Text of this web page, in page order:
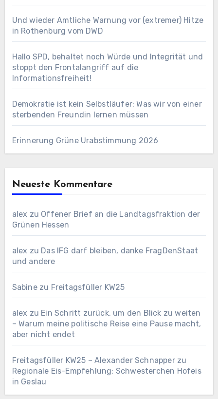
Und wieder Amtliche Warnung vor (extremer) Hitze
in Rothenburg vom DWD
Hallo SPD, behaltet noch Würde und Integrität und
stoppt den Frontalangriff auf die
Informationsfreiheit!
Demokratie ist kein Selbstläufer: Was wir von einer
sterbenden Freundin lernen müssen
Erinnerung Grüne Urabstimmung 2026
Neueste Kommentare
alex zu Offener Brief an die Landtagsfraktion der
Grünen Hessen
alex zu Das IFG darf bleiben, danke FragDenStaat
und andere
Sabinezu Freitagsfüller KW25
alex zu Ein Schritt zurück, um den Blick zu weiten
– Warum meine politische Reise eine Pause macht,
aber nicht endet
Freitagsfüller KW25 – Alexander Schnapperzu
Regionale Eis-Empfehlung: Schwesterchen Hofeis
in Geslau